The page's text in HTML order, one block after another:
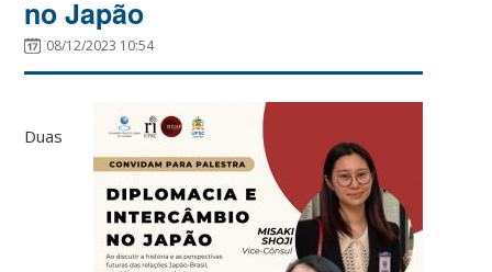
no Japão
08/12/2023 10:54
Duas